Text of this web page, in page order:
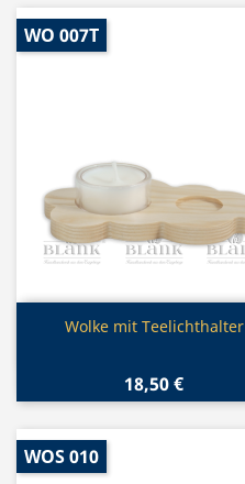
Vorschau
Wolke mit Teelichthalter
18,50 €
WO 007T
WOS 010